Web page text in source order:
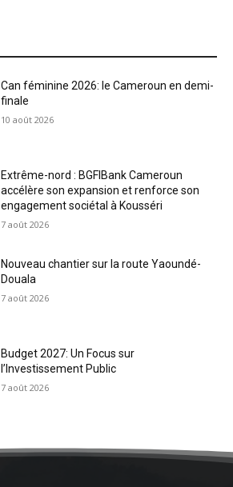
Can féminine 2026: le Cameroun en demi-
finale
10 août 2026
Extrême-nord : BGFIBank Cameroun
accélère son expansion et renforce son
engagement sociétal à Kousséri
7 août 2026
Nouveau chantier sur la route Yaoundé-
Douala
7 août 2026
Budget 2027: Un Focus sur
l’Investissement Public
7 août 2026